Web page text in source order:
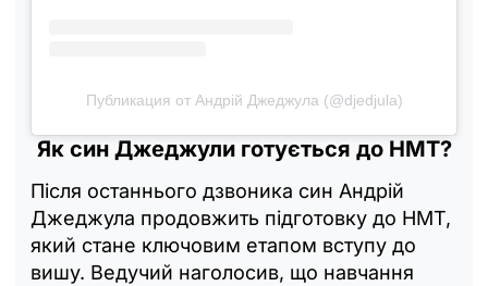
Публикация от Андрій Джеджула (@djedjula)
Як син Джеджули готується до НМТ?
Після останнього дзвоника син Андрій
Джеджула продовжить підготовку до НМТ,
який стане ключовим етапом вступу до
вишу. Ведучий наголосив, що навчання